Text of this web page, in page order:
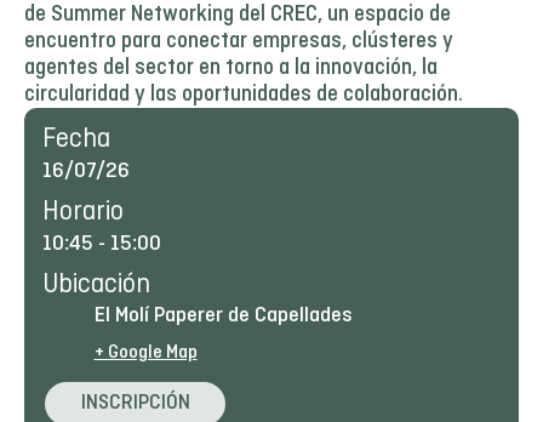
de Summer Networking del CREC, un espacio de
encuentro para conectar empresas, clústeres y
agentes del sector en torno a la innovación, la
circularidad y las oportunidades de colaboración.
Fecha
16/07/26
Horario
10:45 - 15:00
Ubicación
El Molí Paperer de Capellades
+ Google Map
INSCRIPCIÓN